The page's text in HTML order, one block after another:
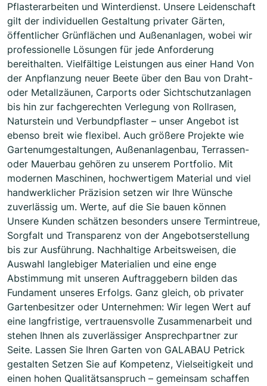
Pflasterarbeiten und Winterdienst. Unsere Leidenschaft
gilt der individuellen Gestaltung privater Gärten,
öffentlicher Grünflächen und Außenanlagen, wobei wir
professionelle Lösungen für jede Anforderung
bereithalten. Vielfältige Leistungen aus einer Hand Von
der Anpflanzung neuer Beete über den Bau von Draht-
oder Metallzäunen, Carports oder Sichtschutzanlagen
bis hin zur fachgerechten Verlegung von Rollrasen,
Naturstein und Verbundpflaster – unser Angebot ist
ebenso breit wie flexibel. Auch größere Projekte wie
Gartenumgestaltungen, Außenanlagenbau, Terrassen-
oder Mauerbau gehören zu unserem Portfolio. Mit
modernen Maschinen, hochwertigem Material und viel
handwerklicher Präzision setzen wir Ihre Wünsche
zuverlässig um. Werte, auf die Sie bauen können
Unsere Kunden schätzen besonders unsere Termintreue,
Sorgfalt und Transparenz von der Angebotserstellung
bis zur Ausführung. Nachhaltige Arbeitsweisen, die
Auswahl langlebiger Materialien und eine enge
Abstimmung mit unseren Auftraggebern bilden das
Fundament unseres Erfolgs. Ganz gleich, ob privater
Gartenbesitzer oder Unternehmen: Wir legen Wert auf
eine langfristige, vertrauensvolle Zusammenarbeit und
stehen Ihnen als zuverlässiger Ansprechpartner zur
Seite. Lassen Sie Ihren Garten von GALABAU Petrick
gestalten Setzen Sie auf Kompetenz, Vielseitigkeit und
einen hohen Qualitätsanspruch – gemeinsam schaffen